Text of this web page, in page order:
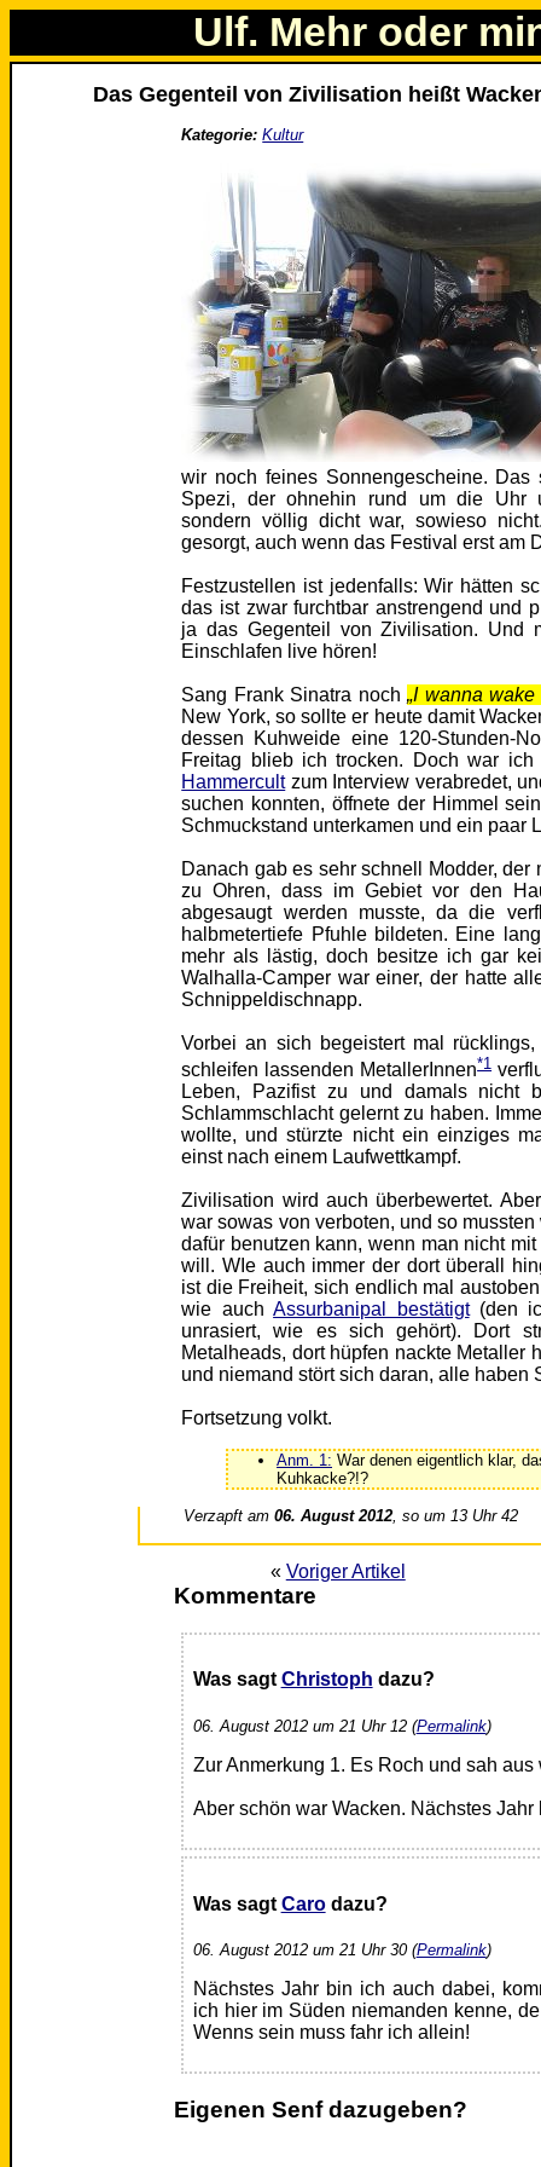
Ulf. Mehr oder
Das Gegenteil von Zivilisation heißt
Kategorie: Kultur
wir noch feines Sonnengescheine.
Spezi, der ohnehin rund um die Uhr
sondern völlig dicht war, sowieso
gesorgt, auch wenn das Festival erst am
Festzustellen ist jedenfalls: Wir hätten
das ist zwar furchtbar anstrengend und
ja das Gegenteil von Zivilisation. Und
Einschlafen live hören!
Sang Frank Sinatra noch„I wanna
New York, so sollte er heute damit
dessen Kuhweide eine 120-Stunden-
Freitag blieb ich trocken. Doch war
Hammercultzum Interview verabredet,
suchen konnten, öffnete der Himmel
Schmuckstand unterkamen und ein paar
Danach gab es sehr schnell Modder,
zu Ohren, dass im Gebiet vor den
abgesaugt werden musste, da die
halbmetertiefe Pfuhle bildeten. Eine
mehr als lästig, doch besitze ich gar
Walhalla-Camper war einer, der hatte
Schnippeldischnapp.
Vorbei an sich begeistert mal
schleifen lassenden MetallerInnen*1
Leben, Pazifist zu und damals nicht
Schlammschlacht gelernt zu haben.
wollte, und stürzte nicht ein einziges
einst nach einem Laufwettkampf.
Zivilisation wird auch überbewertet.
war sowas von verboten, und so
dafür benutzen kann, wenn man nicht
will. WIe auch immer der dort überall
ist die Freiheit, sich endlich mal
wie auchAssurbanipal bestätigt(den
unrasiert, wie es sich gehört). Dort
Metalheads, dort hüpfen nackte Metaller
und niemand stört sich daran, alle haben
Fortsetzung volkt.
Anm. 1: War denen eigentlich klar,
Kuhkacke?!?
Verzapft am06. August 2012 , so um 13 Uhr 42
« Voriger Artikel
Kommentare
Was sagt Christoph dazu?
06. August 2012 um 21 Uhr 12 (Permalink)
Zur Anmerkung 1. Es Roch und sah aus
Aber schön war Wacken. Nächstes Jahr
Was sagt Carodazu?
06. August 2012 um 21 Uhr 30 (Permalink)
Nächstes Jahr bin ich auch dabei,
ich hier im Süden niemanden kenne,
Wenns sein muss fahr ich allein!
Eigenen Senf dazugeben?